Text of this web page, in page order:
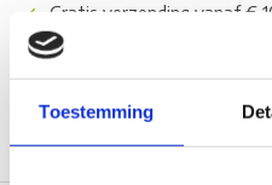
Toestemming
Gratis verzending vanaf €
*Zeer grote
verzending. Een deel van
winkel, mail ons voor de
service@camperhuis.nl